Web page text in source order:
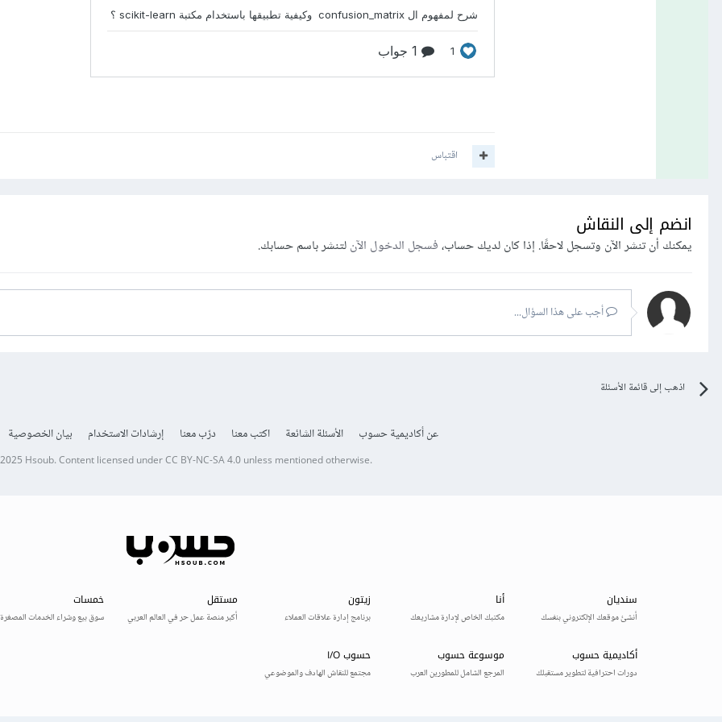
اقتباس
انضم إلى النقاش
يمكنك أن تنشر الآن وتسجل لاحقًا. إذا كان لديك حساب،فسجل الدخول الآنلتنشر باسم حسابك.
أجب على هذا السؤال...
اذهب إلى قائمة الأسئلة
عن أكاديمية حسوب الأسئلة الشائعة اكتب معنا درّب معنا إرشادات الاستخدام بيان الخصوصية
Hsoub.Content licensed underCC BY-NC-SA 4.0unless mentioned otherwise.